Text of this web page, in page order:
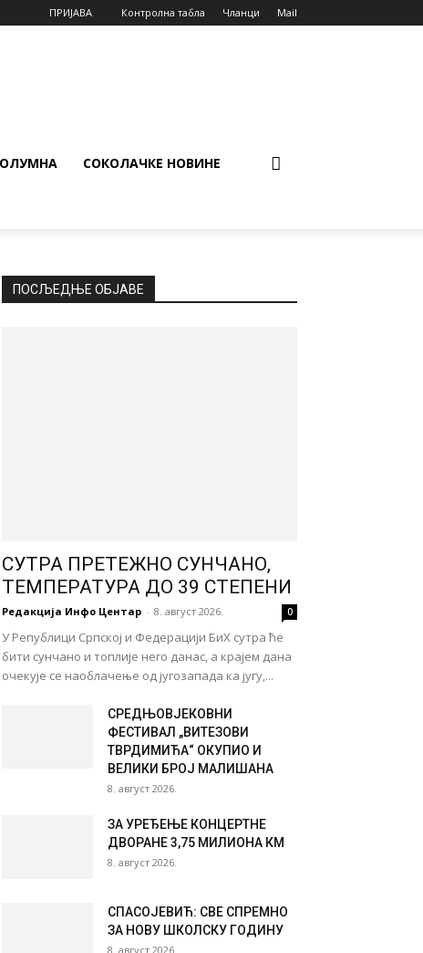
ПРИЈАВА Контролна табла Чланци Mail
СОКОЛАЧКЕ НОВИНЕ
ПОСЉЕДЊЕ ОБЈАВЕ
СУТРА ПРЕТЕЖНО СУНЧАНО,
ТЕМПЕРАТУРА ДО 39 СТЕПЕНИ
Редакција Инфо Центар - 8. август 2026. 0
У Републици Српској и Федерацији БиХ сутра ће
бити сунчано и топлије него данас, а крајем дана
очекује се наоблачење од југозапада ка југу,...
СРЕДЊОВЈЕКОВНИ
ФЕСТИВАЛ „ВИТЕЗОВИ
ТВРДИМИЋА“ ОКУПИО И
ВЕЛИКИ БРОЈ МАЛИШАНА
8. август 2026.
ЗА УРЕЂЕЊЕ КОНЦЕРТНЕ
ДВОРАНЕ 3,75 МИЛИОНА КМ
8. август 2026.
СПАСОЈЕВИЋ: СВЕ СПРЕМНО
ЗА НОВУ ШКОЛСКУ ГОДИНУ
8. август 2026.